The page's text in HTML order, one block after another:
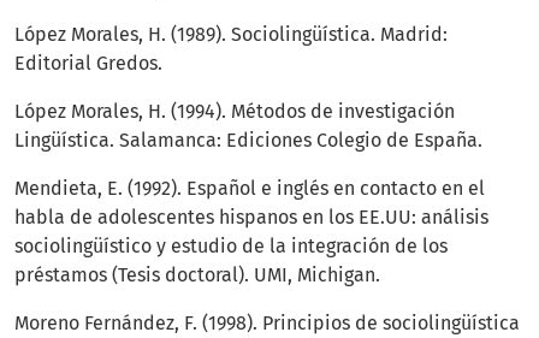
López Morales, H. (1989). Sociolingüística. Madrid:
Editorial Gredos.
López Morales, H. (1994). Métodos de investigación
Lingüística. Salamanca: Ediciones Colegio de España.
Mendieta, E. (1992). Español e inglés en contacto en el
habla de adolescentes hispanos en los EE.UU: análisis
sociolingüístico y estudio de la integración de los
préstamos (Tesis doctoral). UMI, Michigan.
Moreno Fernández, F. (1998). Principios de sociolingüística